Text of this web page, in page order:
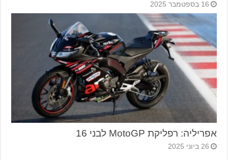
16 בספטמבר 2025
אפריליה: רפליקת MotoGP לבני 16
26 ביוני 2025